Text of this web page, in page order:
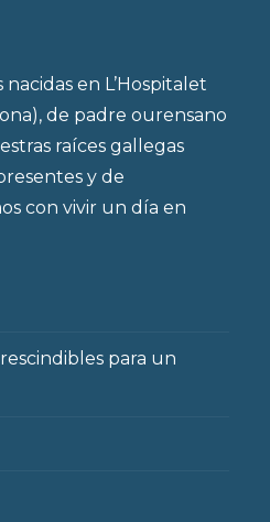
en L’Hospitalet
de padre ourensano
raíces gallegas
y de
con vivir un día en
para un